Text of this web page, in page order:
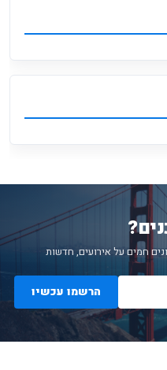
חמים על אירועים, חדשות
הרשמו עכשיו